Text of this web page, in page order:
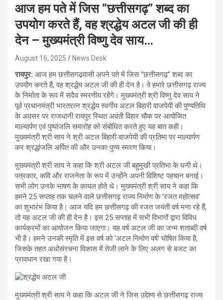
आज हम पते में जिस “छत्तीसगढ़” शब्द का
उपयोग करते हैं, वह श्रद्धेय अटल जी की ही
देन – मुख्यमंत्री विष्णु देव साय…
August 16, 2025 News Desk
रायपुर: आज हम छत्तीसगढ़वासी अपने पते में जिस “छत्तीसगढ़” शब्द का
उपयोग करते हैं, वह श्रद्धेय अटल जी की ही देन है। वे हमारे छत्तीसगढ़ राज्य
के निर्माता के रूप में सदैव स्मरणीय रहेंगे। मुख्यमंत्री श्री विष्णु देव साय ने
पूर्व प्रधानमंत्री भारतरत्न श्रद्धेय स्वर्गीय अटल बिहारी वाजपेयी की पुण्यतिथि
के अवसर पर राजधानी रायपुर स्थित अवंती विहार चौक पर आयोजित
माल्यार्पण एवं पुष्पांजलि समारोह को संबोधित करते हुए यह बात कही।
मुख्यमंत्री श्री साय ने श्री अटल बिहारी वाजपेयी की प्रतिमा पर माल्यार्पण
कर श्रद्धांजलि अर्पित की और उनका पुण्य स्मरण किया।
मुख्यमंत्री श्री साय ने कहा कि श्री अटल जी बहुमुखी प्रतिभा के धनी थे।
पत्रकार, कवि और राजनेता के रूप में उन्होंने अपनी विशिष्ट पहचान बनाई।
सभी लोग उनके भाषण के कायल होते थे। मुख्यमंत्री श्री साय ने कहा कि
हमने 25 सप्ताह तक चलने वाले छत्तीसगढ़ राज्य निर्माण के ‘रजत महोत्सव’
का शुभारंभ किया है। आज यदि हम छत्तीसगढ़ की रजत जयंती वर्ष मना रहे हैं,
तो यह अटल जी की ही देन है। इस 25 सप्ताह में सभी विभागों द्वारा विविध
कार्यक्रमों का आयोजन किया जाएगा। यह वर्ष अटल जी का जन्म शताब्दी वर्ष
भी है। हमने उनकी स्मृति में इस वर्ष को ‘अटल निर्माण वर्ष’ घोषित किया है,
जिसके तहत अधोसंरचना विकास में तेजी लाने के लिए अलग से बजट का
प्रावधान रखा गया है।
मुख्यमंत्री श्री साय ने कहा कि अटल जी ने जिस उद्देश्य से छत्तीसगढ़ राज्य